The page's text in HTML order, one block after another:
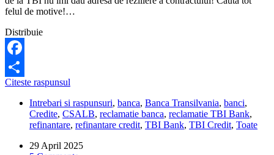
felul de motive!…
Distribuie
Facebook
Share
Citeste raspunsul
nu-
mi
dă
de
Intrebari si raspunsuri, banca, Banca Transilvania, banci,
Credite, CSALB, reclamatie banca, reclamatie TBI Bank,
refinantare, refinantare credit, TBI Bank, TBI Credit, Toate
29 April 2025